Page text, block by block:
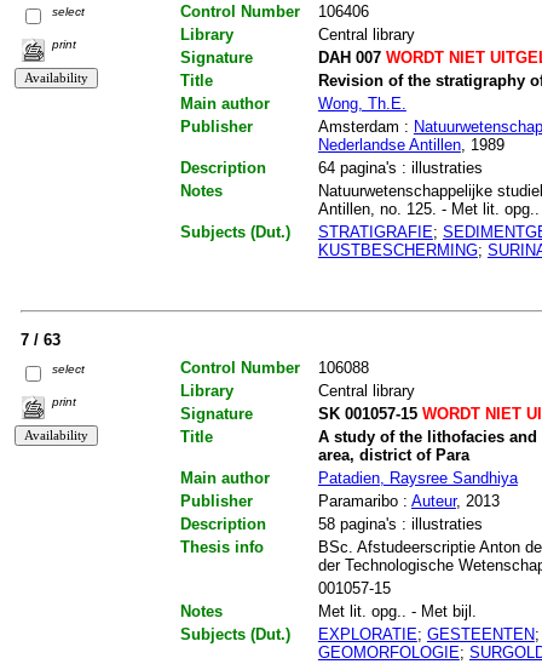
select
print
Control Number
106406
Library
Central library
Signature
DAH 007WORDT NIET
Title
Revision of the stratigraphy
Main author
Wong, Th.E.
Publisher
Amsterdam :
Nederlandse Antillen, 1989
Description
64 pagina's : illustraties
Notes
Natuurwetenschappelijke
Antillen, no. 125. - Met lit.
Subjects (Dut.)
STRATIGRAFIE;
KUSTBESCHERMING;
7 / 63
select
print
Control Number
106088
Library
Central library
Signature
SK 001057-15WORDT NIET
Title
A study of the lithofacies
area, district of Para
Main author
Patadien, Raysree Sandhiya
Publisher
Paramaribo : Auteur, 2013
Description
58 pagina's : illustraties
Thesis info
BSc. Afstudeerscriptie Anton
der Technologische
001057-15
Notes
Met lit. opg.. - Met bijl.
Subjects (Dut.)
EXPLORATIE; GESTEENTEN
GEOMORFOLOGIE;